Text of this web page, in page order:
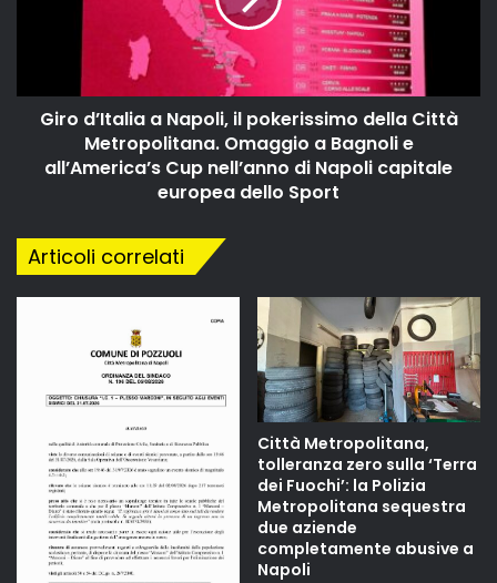
Giro d’Italia a Napoli, il pokerissimo della Città
Metropolitana. Omaggio a Bagnoli e
all’America’s Cup nell’anno di Napoli capitale
europea dello Sport
Articoli correlati
Città Metropolitana,
tolleranza zero sulla ‘Terra
dei Fuochi’: la Polizia
Metropolitana sequestra
due aziende
completamente abusive a
Napoli